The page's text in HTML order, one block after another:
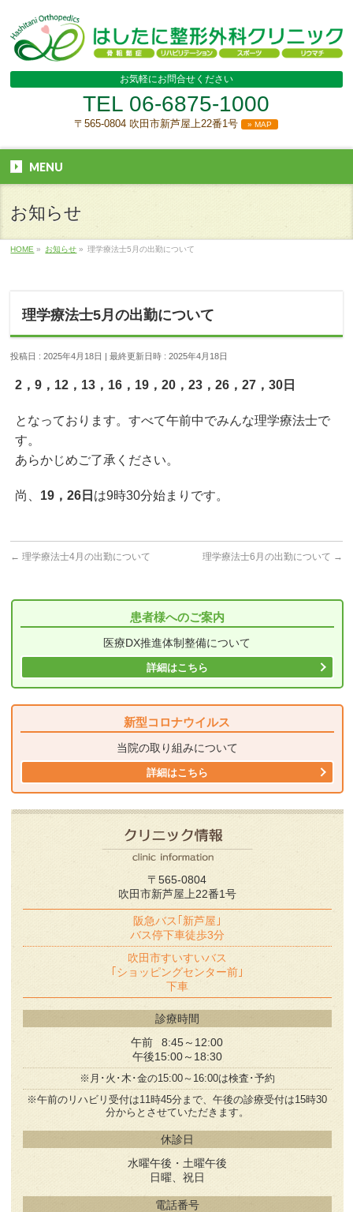
お気軽にお問合せください
TEL 06-6875-1000
〒565-0804 吹田市新芦屋上22番1号 » MAP
MENU
お知らせ
HOME » お知らせ » 理学療法士5月の出勤について
理学療法士5月の出勤について
投稿日 : 2025年4月18日 最終更新日時 : 2025年4月18日
2，9，12，13，16，19，20，23，26，27，30日
となっております。すべて午前中でみんな理学療法士で
す。
あらかじめご了承ください。
尚、 19，26日 は9時30分始まりです。
← 理学療法士4月の出勤について 理学療法士6月の出勤について →
患者様へのご案内
医療DX推進体制整備について
詳細はこちら
新型コロナウイルス
当院の取り組みについて
詳細はこちら
〒565-0804
吹田市新芦屋上22番1号
阪急バス｢新芦屋｣
バス停下車徒歩3分
吹田市すいすいバス
｢ショッピングセンター前｣
下車
診療時間
午前 8:45～12:00
午後15:00～18:30
※月･火･木･金の15:00～16:00は検査･予約
※午前のリハビリ受付は11時45分まで、午後の診療受付は15時30
分からとさせていただきます。
休診日
水曜午後・土曜午後
日曜、祝日
電話番号